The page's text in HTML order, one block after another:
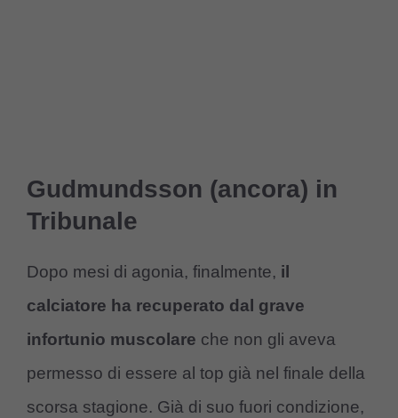
Gudmundsson (ancora) in
Tribunale
Dopo mesi di agonia, finalmente, il
calciatore ha recuperato dal grave
infortunio muscolare che non gli aveva
permesso di essere al top già nel finale della
scorsa stagione. Già di suo fuori condizione,